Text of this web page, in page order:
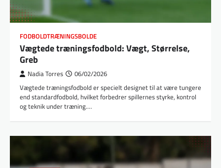
FODBOLDTRÆNINGSBOLDE
Vægtede træningsfodbold: Vægt, Størrelse,
Greb
Nadia Torres 06/02/2026
Vægtede træningsfodbold er specielt designet til at være tungere
end standardfodbold, hvilket forbedrer spillernes styrke, kontrol
og teknik under træning.…